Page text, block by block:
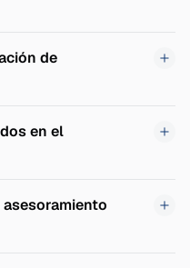
de
en el